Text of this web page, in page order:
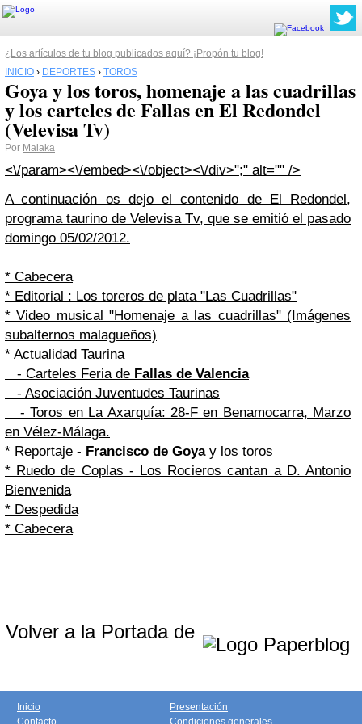
¿Los artículos de tu blog publicados aquí? ¡Propón tu blog!
INICIO › DEPORTES › TOROS
Goya y los toros, homenaje a las cuadrillas
y los carteles de Fallas en El Redondel
(Velevisa Tv)
Por Malaka
<\/param><\/embed><\/object><\/div>";" alt="" />
A continuación os dejo el contenido de El Redondel,
programa taurino de Velevisa Tv, que se emitió el pasado
domingo 05/02/2012.
* Cabecera
* Editorial : Los toreros de plata "Las Cuadrillas"
* Video musical "Homenaje a las cuadrillas" (Imágenes
subalternos malagueños)
* Actualidad Taurina
- Carteles Feria de Fallas de Valencia
- Asociación Juventudes Taurinas
- Toros en La Axarquía: 28-F en Benamocarra, Marzo
en Vélez-Málaga.
* Reportaje - Francisco de Goyay los toros
* Ruedo de Coplas - Los Rocieros cantan a D. Antonio
Bienvenida
* Despedida
* Cabecera
Volver a la Portada de
Inicio
Contacto
Presentación
Condiciones generales